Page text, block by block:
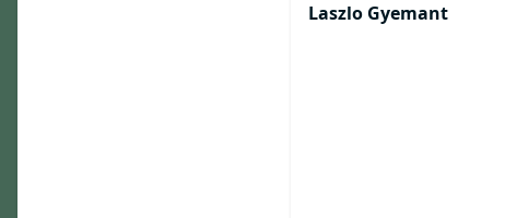
Laszlo Gyemant